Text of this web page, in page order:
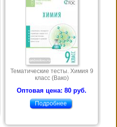
Тематические тесты. Химия 9
класс (Вако)
Оптовая цена: 80 руб.
Подробнее